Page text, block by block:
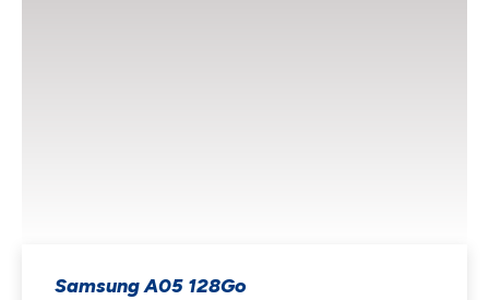
Samsung A05 128Go